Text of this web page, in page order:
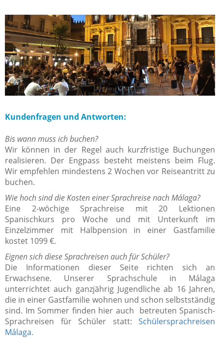
Kundenfragen und Antworten:
Bis wann muss ich buchen?
Wir können in der Regel auch kurzfristige Buchungen
realisieren. Der Engpass besteht meistens beim Flug.
Wir empfehlen mindestens 2 Wochen vor Reiseantritt zu
buchen.
Wie hoch sind die Kosten einer Sprachreise nach Málaga?
Eine 2-wöchige Sprachreise mit 20 Lektionen
Spanischkurs pro Woche und mit Unterkunft im
Einzelzimmer mit Halbpension in einer Gastfamilie
kostet 1099 €.
Eignen sich diese Sprachreisen auch für Schüler?
Die Informationen dieser Seite richten sich an
Erwachsene. Unserer Sprachschule in Málaga
unterrichtet auch ganzjährig Jugendliche ab 16 Jahren,
die in einer Gastfamilie wohnen und schon selbstständig
sind. Im Sommer finden hier auch betreuten Spanisch-
Sprachreisen für Schüler statt: Schülersprachreisen
Málaga.